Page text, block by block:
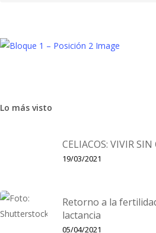
Baby
VTech es la empresa líder en el
Lo más visto
CELIACOS: VIVIR
19/03/2021
Retorno a la
lactancia
05/04/2021